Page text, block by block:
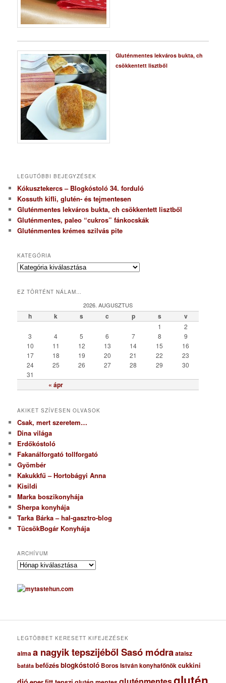
Gluténmentes lekváros bukta, ch
csökkentett lisztből
LEGUTÓBBI BEJEGYZÉSEK
Kókusztekercs – Blogkóstoló 34. forduló
Kossuth kifli, glutén- és tejmentesen
Gluténmentes lekváros bukta, ch csökkentett lisztből
Gluténmentes, paleo “cukros” fánkocskák
Gluténmentes krémes szilvás pite
KATEGÓRIA
K
e
r
EZ TÖRTÉNT NÁLAM…
2026. AUGUSZTUS
h k s c p s v
« ápr
1
2
3
4 5 6 7 8
9
10
11 12 13 14 15
16
17
18 19 20 21 22
23
24
25 26 27 28 29
30
31
AKIKET SZÍVESEN OLVASOK
Csak, mert szeretem…
Dina világa
Erdőkóstoló
Fakanálforgató tollforgató
Gyömbér
Kakukkfű – Hortobágyi Anna
Kisildi
Marka boszikonyhája
Sherpa konyhája
Tarka Bárka – hal-gasztro-blog
TücsökBogár Konyhája
ARCHÍVUM
A
c
h
u
LEGTÖBBET KERESETT KIFEJEZÉSEK
almaa nagyik tepszijéből Sasó módraataisz
batáta befőzésblogkóstoló Boros István konyhafőnökcukkini
glutén